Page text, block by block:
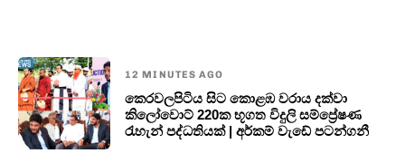
12 MINUTES AGO
කෙරවලපිටිය සිට කොළඹ වරාය දක්වා
කිලෝවොට් 220ක භූගත විදුලි සම්ප්‍රේෂණ
රැහැන් පද්ධතියක් | අර්කම් වැඩේ පටන්ගනී